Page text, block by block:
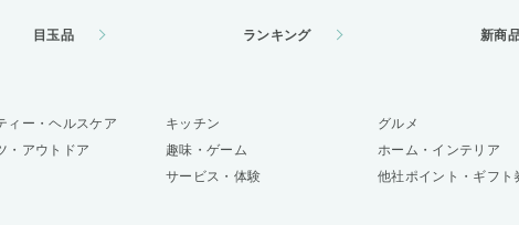
目玉品 ランキング 新商
ィー・ヘルスケア キッチン
グルメ
・アウトドア 趣味・ゲーム
ホーム・インテリア
サービス・体験 他社ポイント・ギフト